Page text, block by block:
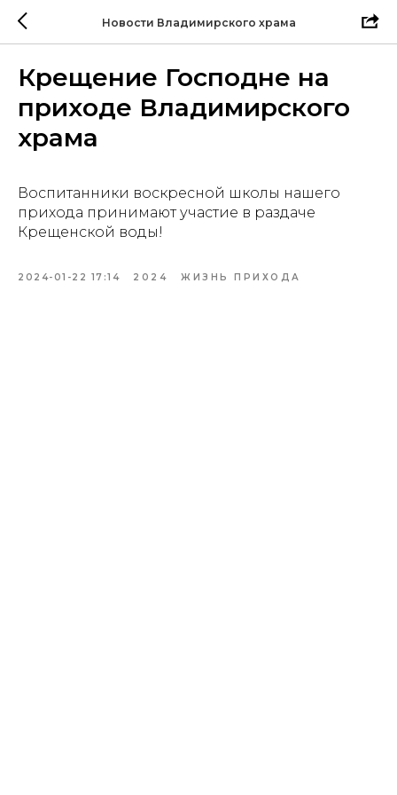
Новости Владимирского храма
Крещение Господне на
приходе Владимирского
храма
Воспитанники воскресной школы нашего
прихода принимают участие в раздаче
Крещенской воды!
2024-01-22 17:14 2024 ЖИЗНЬ ПРИХОДА